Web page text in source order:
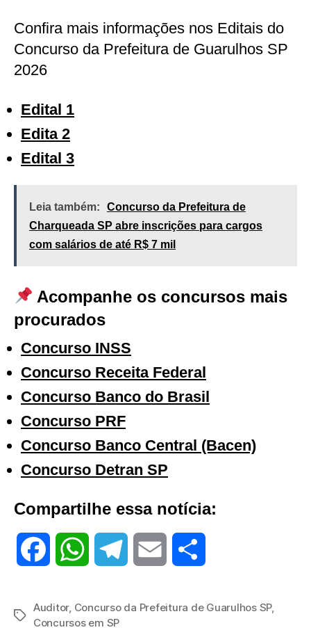
Confira mais informações nos Editais do
Concurso da Prefeitura de Guarulhos SP
2026
Edital 1
Edita 2
Edital 3
Leia também:
Concurso da Prefeitura de
Charqueada SP abre inscrições para cargos
com salários de até R$ 7 mil
Acompanhe os concursos mais
procurados
Concurso INSS
Concurso Receita Federal
Concurso Banco do Brasil
Concurso PRF
Concurso Banco Central (Bacen)
Concurso Detran SP
Compartilhe essa notícia:
Tags
Auditor, Concurso da Prefeitura de Guarulhos SP,
Concursos em SP